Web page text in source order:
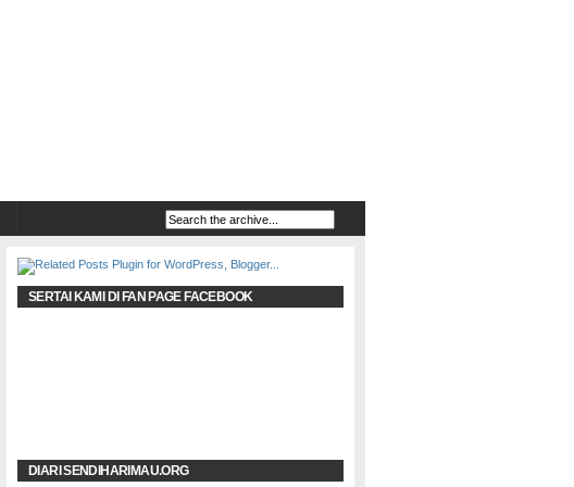
SERTAI KAMI DI FAN PAGE FACEBOOK
DIARI SENDIHARIMAU.ORG